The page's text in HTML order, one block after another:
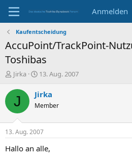
Anmelden
Kaufentscheidung
AccuPoint/TrackPoint-
Toshibas
E
s
e
r
Jirka
E
s
e
l
t
a
13. Aug. 2007
J Jirka
Member
13. Aug. 2007
Hallo an alle,